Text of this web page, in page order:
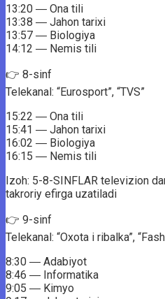
13:20 ― Ona tili
13:38 ― Jahon tarixi
13:57 ― Biologiya
14:12 ― Nemis tili
👉 8-sinf
Telekanal: “Eurosport”, “TVS”
15:22 ― Ona tili
15:41 ― Jahon tarixi
16:02 ― Biologiya
16:15 ― Nemis tili
Izoh: 5-8-SINFLAR televizion
takroriy efirga uzatiladi
👉 9-sinf
Telekanal: “Oxota i ribalka”,
8:30 ― Adabiyot
8:46 ― Informatika
9:05 ― Kimyo